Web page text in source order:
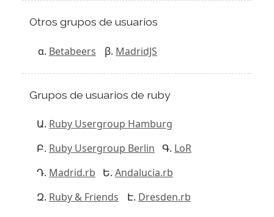
Otros grupos de usuarios
Betabeers MadridJS
Grupos de usuarios de ruby
Ruby Usergroup Hamburg
Ruby Usergroup Berlin
LoR
Madrid.rb
Andalucia.rb
Ruby & Friends
Dresden.rb